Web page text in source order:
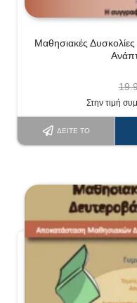
Μαθησιακές
Στην τιμή
ΔΕΊΤΕ ΤΟ